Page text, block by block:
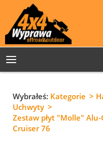
Wybrałeś: Kategorie
Uchwyty
Zestaw płyt "Molle"
Cruiser 76